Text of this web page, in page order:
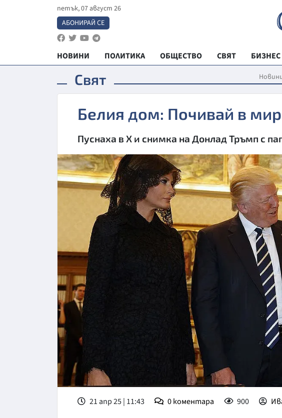
петък, 07 август 26
АБОНИРАЙ СЕ
НОВИНИ ПОЛИТИКА ОБЩЕСТВО СВЯТ БИЗНЕС
Свят
Белия дом: Почивай в
Пуснаха в Х и снимка на Донлад Тръмп с
21 апр 25 | 11:43 0коментара 900